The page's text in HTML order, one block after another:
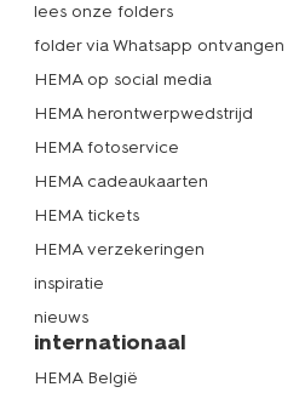
lees onze folders
folder via Whatsapp ontvangen
HEMA op social media
HEMA herontwerpwedstrijd
HEMA fotoservice
HEMA cadeaukaarten
HEMA tickets
HEMA verzekeringen
inspiratie
nieuws
internationaal
HEMA België